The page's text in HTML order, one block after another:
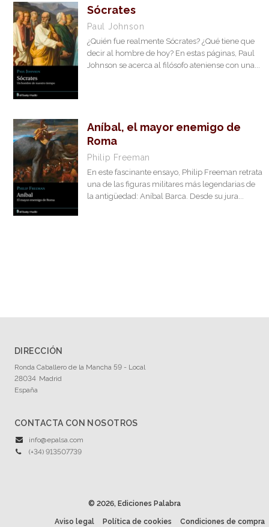
Humanidades. Ensayo
Humanidades. Filosofía
Humanidades. Historia
Ilustrado
Novela
NUESTRAS COLECCIONES
Ciudadela Libros
El Buey Mudo
Sócrates
Paul Johnson
¿Quién fue realmente Sócrates? ¿Qué tiene que
decir al hombre de hoy? En estas páginas, Paul
Johnson se acerca al filósofo ateniense con una...
Aníbal, el mayor enemigo de
Roma
Philip Freeman
En este fascinante ensayo, Philip Freeman retrata
una de las figuras militares más legendarias de
la antigüedad: Aníbal Barca. Desde su jura...
DIRECCIÓN
Ronda Caballero de la Mancha 59 - Local
28034 Madrid
España
CONTACTA CON NOSOTROS
info@epalsa.com
(+34) 913507739
© 2026, Ediciones Palabra
Aviso legal Política de cookies Condiciones de compra